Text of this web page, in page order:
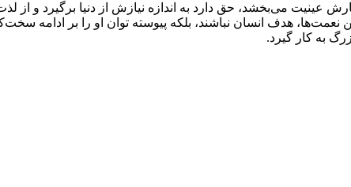
عینیت مى‌بخشد، حق دارد به اندازه نیازش از دنیا برگیرد و از
نعمت‌ها، هدف انسان نباشند، بلکه پیوسته توان او را بر
به کار گیرد.